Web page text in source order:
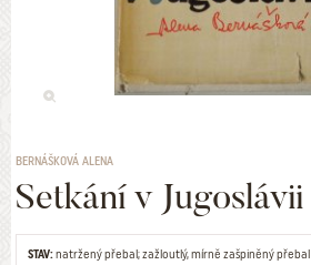
BERNÁŠKOVÁ ALENA
Setkání v Jugoslávii
STAV:natržený přebal; zažloutlý, mírně zašpiněný přebal